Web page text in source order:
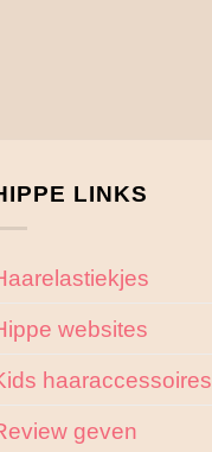
LINKS
websites
haaraccessoires
geven